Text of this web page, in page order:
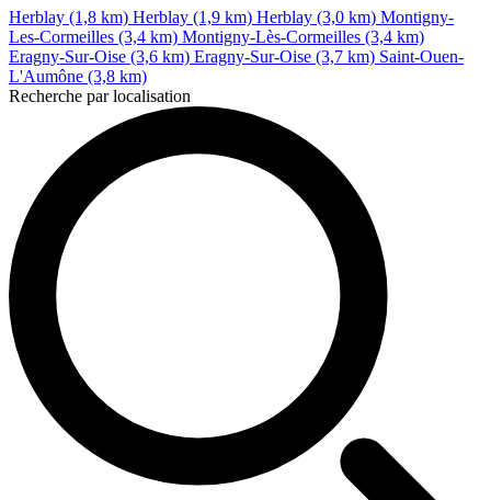
Herblay (1,8 km) Herblay (1,9 km) Herblay (3,0 km) Montigny-
Les-Cormeilles (3,4 km) Montigny-Lès-Cormeilles (3,4 km)
Eragny-Sur-Oise (3,6 km) Eragny-Sur-Oise (3,7 km) Saint-Ouen-
L'Aumône (3,8 km)
Recherche par localisation